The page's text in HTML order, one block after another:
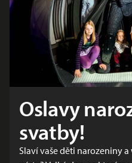
Oslavy
svatby!
Slaví vaše děti narozeniny